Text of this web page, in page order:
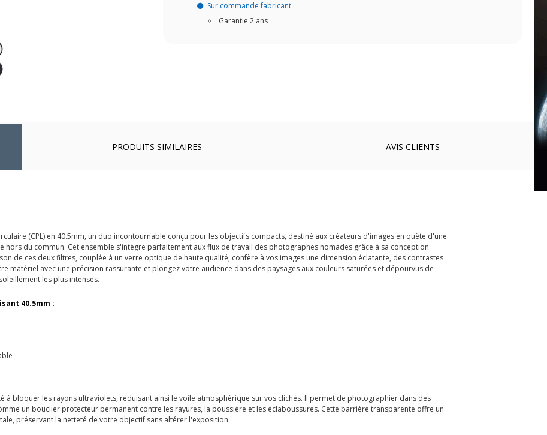
Sur commande fabricant
Garantie 2 ans
PRODUITS SIMILAIRES AVIS CLIENTS
(CPL) en 40.5mm, un duo incontournable conçu pour les objectifs compacts, destiné aux créateurs d'images en quête d'une
du commun. Cet ensemble s'intègre parfaitement aux flux de travail des photographes nomades grâce à sa conception
de ces deux filtres, couplée à un verre optique de haute qualité, confère à vos images une dimension éclatante, des contrastes
matériel avec une précision rassurante et plongez votre audience dans des paysages aux couleurs saturées et dépourvus de
les plus intenses.
40.5mm :
à bloquer les rayons ultraviolets, réduisant ainsi le voile atmosphérique sur vos clichés. Il permet de photographier dans des
un bouclier protecteur permanent contre les rayures, la poussière et les éclaboussures. Cette barrière transparente offre un
préservant la netteté de votre objectif sans altérer l'exposition.